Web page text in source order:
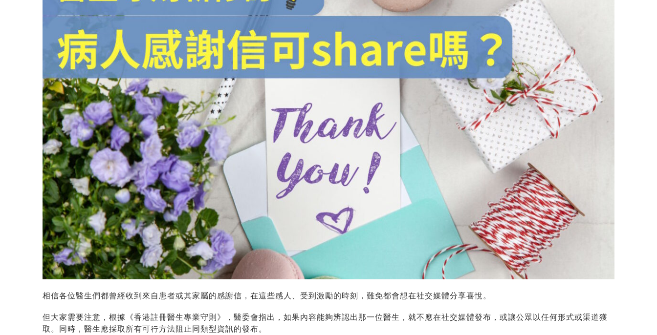
相信各位醫生們都曾經收到來自患者或其家屬的感謝信，在這些感人、受到激勵的時刻，難免都會想在社交媒體分享喜悅。
但大家需要注意，根據《香港註冊醫生專業守則》，醫委會指出，如果內容能夠辨認出那一位醫生，就不應在社交媒體發布，或讓公眾以任何形式或渠道獲
取。同時，醫生應採取所有可行方法阻止同類型資訊的發布。